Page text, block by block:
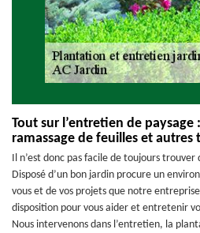
Tout sur l’entretien de
ramassage de feuilles et
Il n’est donc pas facile de toujours
Disposé d’un bon jardin procure un
vous et de vos projets que notre
disposition pour vous aider et entretenir
Nous intervenons dans l’entretien, la